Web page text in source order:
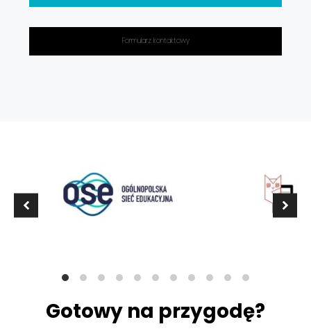
Formularz kontaktowy
Gotowy na przygodę?